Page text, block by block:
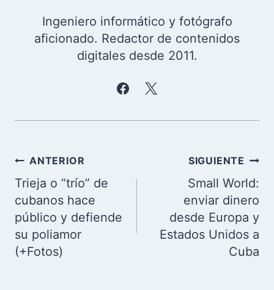
Ingeniero informático y fotógrafo
aficionado. Redactor de contenidos
digitales desde 2011.
Navegación
de
entradas
ANTERIOR
Trieja o “trío” de
cubanos hace
público y defiende
su poliamor
(+Fotos)
SIGUIENTE
Small World:
enviar dinero
desde Europa y
Estados Unidos a
Cuba